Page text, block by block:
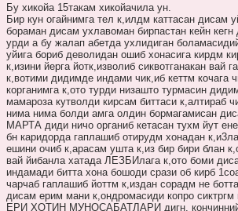
Бу хикойа 15такам хикойачила ун.
Бир кун огайнимга тел к,илдм каттасан дисам
бораман дисам ухлавоман бирпастан кейн
урди а бу жалап абетда ухлидиган
уйига бориб деволидан ошиб хонасига кирдм
к,изини йерга йотк,изволиб сиквотганакан вай
к,вотими дидимде индами чик,иб кеттм кочага
корганимга к,ото турди низашто турмасин
мамароза кутволди кирсам биттаси к,алтираб
нима нима болди амга олдин бормагамисан
МАРТА диди ничо органиб кетасан тухм йут
бн каридорда гаплашиб отирудм хонадан
ешини очиб к,арасам ушта к,из бир бири блан
вай йибанла хатада ЛЕЗБИлага к,ото боми
индамади битта хона бошоди срази об кирб
чарчаб гаплашиб йоттм к,издан сорадм не
дисам ерим мани к,ондромасиди копро
ЕРИ ХОТИН МУНОСАБАТЛАРИ дигн,